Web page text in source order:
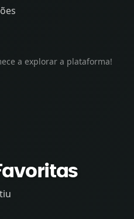
a explorar a plataforma!